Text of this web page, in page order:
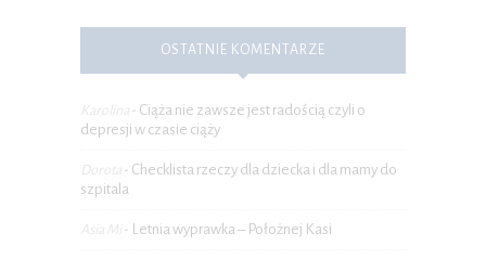
OSTATNIE KOMENTARZE
Karolina - Ciąża nie zawsze jest radością czyli o
depresji w czasie ciąży
Dorota - Checklista rzeczy dla dziecka i dla mamy do
szpitala
Asia Mi - Letnia wyprawka – Położnej Kasi